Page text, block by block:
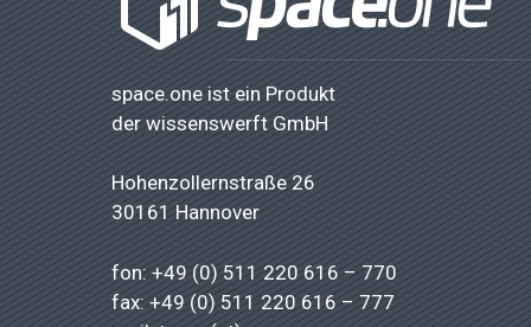
space.one ist ein Produkt
derwissenswerft GmbH
Hohenzollernstraße 26
30161 Hannover
fon: +49 (0) 511 220 616 – 770
fax: +49 (0) 511 220 616 – 777